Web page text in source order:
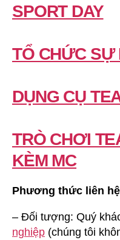
SPORT DAY
TỔ CHỨC SỰ
DỤNG CỤ
TRÒ CHƠI
KÈM MC
Phương thức liên
– Đối tượng: Quý
nghiệp (chúng tôi